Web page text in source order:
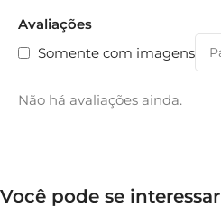
Avaliações
Somente com imagens
Não há avaliações ainda.
Você pode se interessar